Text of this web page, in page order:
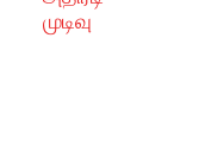
முடிவு